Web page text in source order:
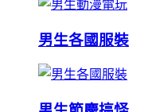
男生各國服裝